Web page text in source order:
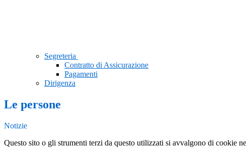
Segreteria
Contratto di Assicurazione
Pagamenti
Dirigenza
Le persone
Notizie
Questo sito o gli strumenti terzi da questo utilizzati si avvalgono di cookie